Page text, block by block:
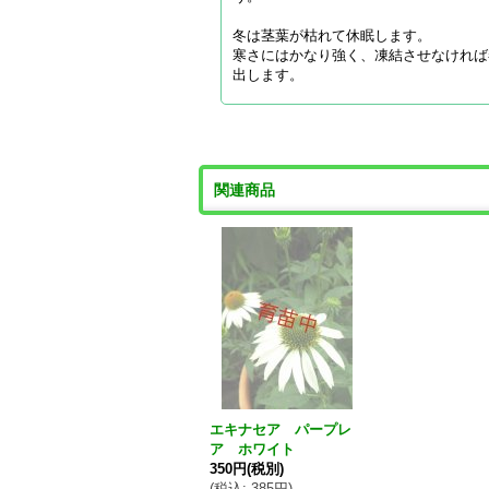
冬は茎葉が枯れて休眠します。
寒さにはかなり強く、凍結させなけれ
出します。
関連商品
エキナセア パープレ
ア ホワイト
350円(税別)